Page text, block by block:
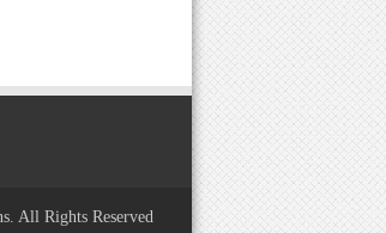
. All Rights Reserved